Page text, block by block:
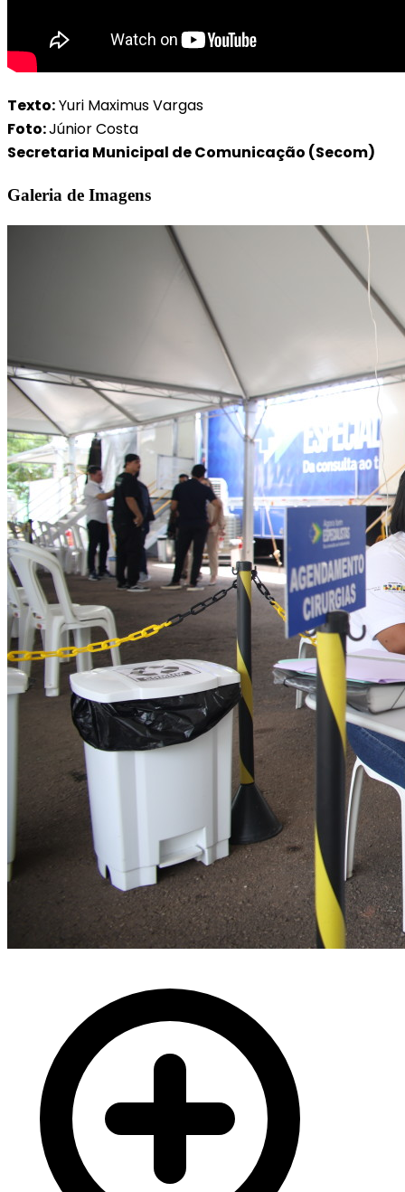
Texto:Yuri Maximus Vargas
Foto:Júnior Costa
Secretaria Municipal de Comunicação (Secom)
Galeria de Imagens